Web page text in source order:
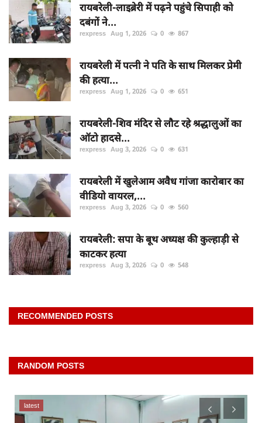
रायबरेली-लाइब्रेरी में पढ़ने पहुंचे सिपाही को
दबंगों ने...
rexpress Aug 1, 2026 0 867
रायबरेली में पत्नी ने पति के साथ मिलकर प्रेमी
की हत्या...
rexpress Aug 1, 2026 0 651
रायबरेली-शिव मंदिर से लौट रहे श्रद्धालुओं का
ऑटो हादसे...
rexpress Aug 3, 2026 0 631
रायबरेली में खुलेआम अवैध गांजा कारोबार का
वीडियो वायरल,...
rexpress Aug 3, 2026 0 560
रायबरेली: सपा के बूथ अध्यक्ष की कुल्हाड़ी से
काटकर हत्या
rexpress Aug 3, 2026 0 548
RECOMMENDED POSTS
RANDOM POSTS
latest